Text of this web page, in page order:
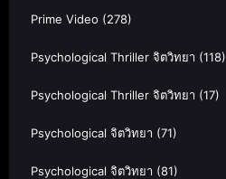
Prime Video (278)
Psychological Thriller จิตวิทยา (118)
Psychological Thriller จิตวิทยา (17)
Psychological จิตวิทยา (71)
Psychological จิตวิทยา (81)